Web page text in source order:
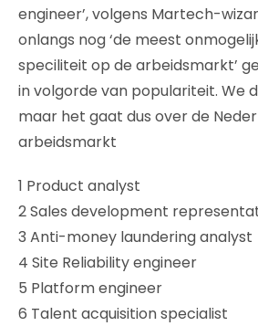
engineer’, volgens Martech-
onlangs nog ‘de meest
speciliteit op de arbeidsmarkt’
in volgorde van populariteit. We
maar het gaat dus over de
arbeidsmarkt
1 Product analyst
2 Sales development
3 Anti-money laundering analyst
4 Site Reliability engineer
5 Platform engineer
6 Talent acquisition specialist